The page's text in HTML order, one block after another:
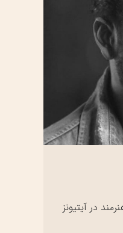
در آیتیونز